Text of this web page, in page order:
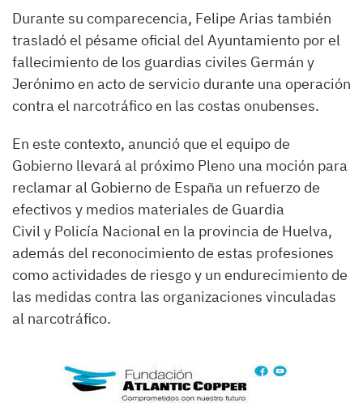
Durante su comparecencia, Felipe Arias también
trasladó el pésame oficial del Ayuntamiento por el
fallecimiento de los guardias civiles Germán y
Jerónimo en acto de servicio durante una operación
contra el narcotráfico en las costas onubenses.
En este contexto, anunció que el equipo de
Gobierno llevará al próximo Pleno una moción para
reclamar al Gobierno de España un refuerzo de
efectivos y medios materiales de Guardia
Civil y Policía Nacional en la provincia de Huelva,
además del reconocimiento de estas profesiones
como actividades de riesgo y un endurecimiento de
las medidas contra las organizaciones vinculadas
al narcotráfico.